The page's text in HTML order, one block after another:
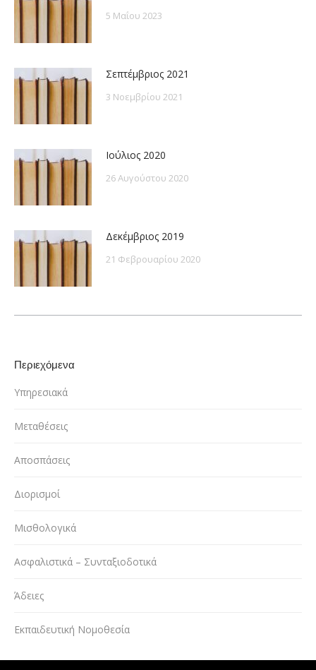
5 Μαΐου 2023
Σεπτέμβριος 2021
3 Νοεμβρίου 2021
Ιούλιος 2020
26 Αυγούστου 2020
Δεκέμβριος 2019
21 Φεβρουαρίου 2020
Περιεχόμενα
Υπηρεσιακά
Μεταθέσεις
Αποσπάσεις
Διορισμοί
Μισθολογικά
Ασφαλιστικά – Συνταξιοδοτικά
Άδειες
Εκπαιδευτική Νομοθεσία